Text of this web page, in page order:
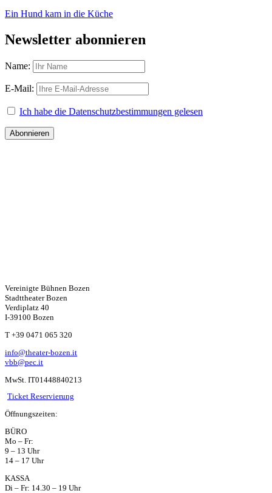
Ein Hund kam in die Küche
Newsletter abonnieren
Name:
E-Mail:
Ich habe die Datenschutzbestimmungen gelesen
Vereinigte Bühnen Bozen
Stadttheater Bozen
Verdiplatz 40
I-39100 Bozen
T +39 0471 065 320
info@theater-bozen.it
vbb@pec.it
MwSt. IT01448840213
W
ha
ts
ap
p
Ticket Reservierung
Öffnungszeiten:
BÜRO
Mo – Fr:
9 – 13 Uhr
14 – 17 Uhr
KASSA
Di – Fr: 14.30 – 19 Uhr